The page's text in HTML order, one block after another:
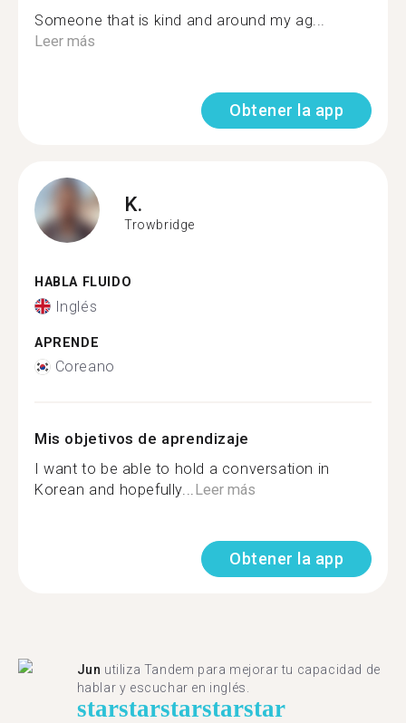
Someone that is kind and around my ag...
Leer más
Obtener la app
K.
Trowbridge
HABLA FLUIDO
Inglés
APRENDE
Coreano
Mis objetivos de aprendizaje
I want to be able to hold a conversation in
Korean and hopefully...Leer más
Obtener la app
Jun utiliza Tandem para mejorar tu capacidad de
hablar y escuchar en inglés.
starstarstarstarstar